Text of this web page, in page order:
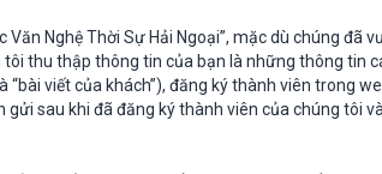
Nghệ Thời Sự Hải Ngoại”, mặc dù chúng đã
thu thập thông tin của bạn là những thông tin
viết của khách”), đăng ký thành viên trong
gửi sau khi đã đăng ký thành viên của chúng tôi